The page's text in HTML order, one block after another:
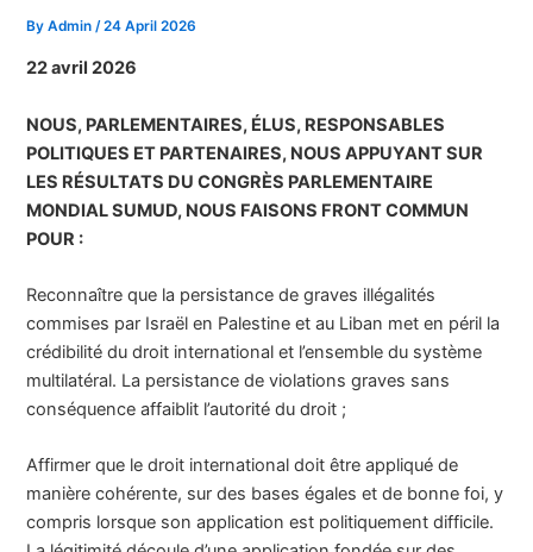
ByAdmin /24 April 2026
22 avril 2026
NOUS, PARLEMENTAIRES, ÉLUS, RESPONSABLES
POLITIQUES ET PARTENAIRES, NOUS APPUYANT SUR
LES RÉSULTATS DU CONGRÈS PARLEMENTAIRE
MONDIAL SUMUD, NOUS FAISONS FRONT COMMUN
POUR :
Reconnaître que la persistance de graves illégalités
commises par Israël en Palestine et au Liban met en péril la
crédibilité du droit international et l’ensemble du système
multilatéral. La persistance de violations graves sans
conséquence affaiblit l’autorité du droit ;
Affirmer que le droit international doit être appliqué de
manière cohérente, sur des bases égales et de bonne foi, y
compris lorsque son application est politiquement difficile.